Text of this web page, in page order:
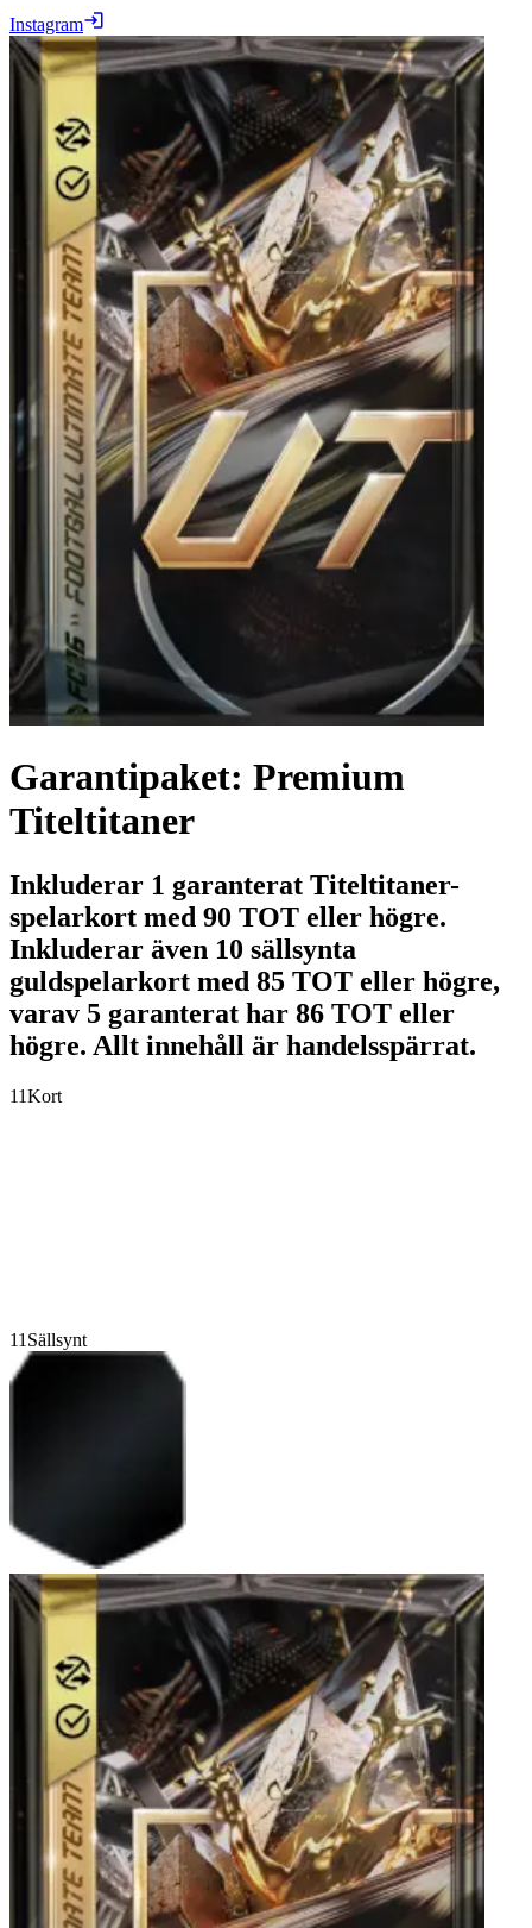
Instagram
Garantipaket: Premium
Titeltitaner
Inkluderar 1 garanterat Titeltitaner-
spelarkort med 90 TOT eller högre.
Inkluderar även 10 sällsynta
guldspelarkort med 85 TOT eller högre,
varav 5 garanterat har 86 TOT eller
högre. Allt innehåll är handelsspärrat.
11Kort
11 Sällsynt